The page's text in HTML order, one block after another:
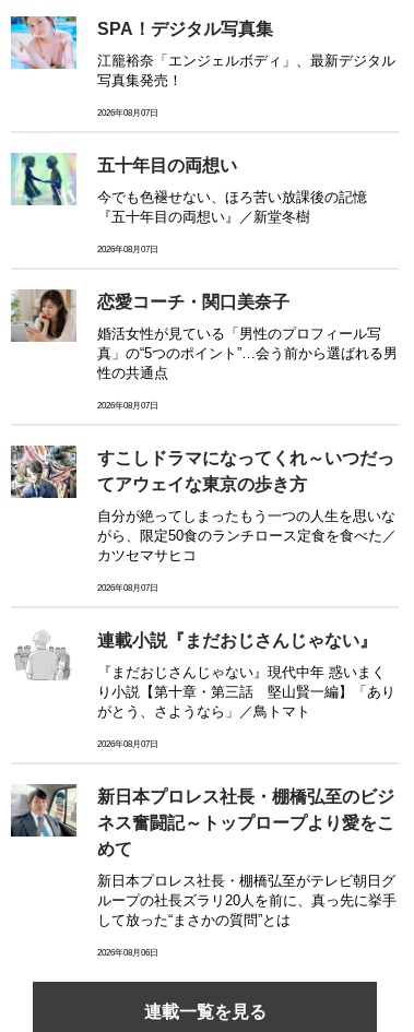
SPA！デジタル写真集
江籠裕奈「エンジェルボディ」、最新デジタル
写真集発売！
2026年08月07日
五十年目の両想い
今でも色褪せない、ほろ苦い放課後の記憶
『五十年目の両想い』／新堂冬樹
2026年08月07日
恋愛コーチ・関口美奈子
婚活女性が見ている「男性のプロフィール写
真」の“5つのポイント”…会う前から選ばれる男
性の共通点
2026年08月07日
すこしドラマになってくれ～いつだっ
てアウェイな東京の歩き方
自分が絶ってしまったもう一つの人生を思いな
がら、限定50食のランチロース定食を食べた／
カツセマサヒコ
2026年08月07日
連載小説『まだおじさんじゃない』
『まだおじさんじゃない』現代中年 惑いまく
り小説【第十章・第三話 堅山賢一編】「あり
がとう、さようなら」／鳥トマト
2026年08月07日
新日本プロレス社長・棚橋弘至のビジ
ネス奮闘記～トップロープより愛をこ
めて
新日本プロレス社長・棚橋弘至がテレビ朝日グ
ループの社長ズラリ20人を前に、真っ先に挙手
して放った“まさかの質問”とは
2026年08月06日
連載一覧を見る